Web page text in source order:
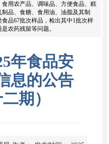
用农产品、调味品、方便食品、糕
品、食糖、食用油、油脂及其制
品67批次样品，检出其中1批次样
农药残留等问题。
年食品安
息的公告
期）